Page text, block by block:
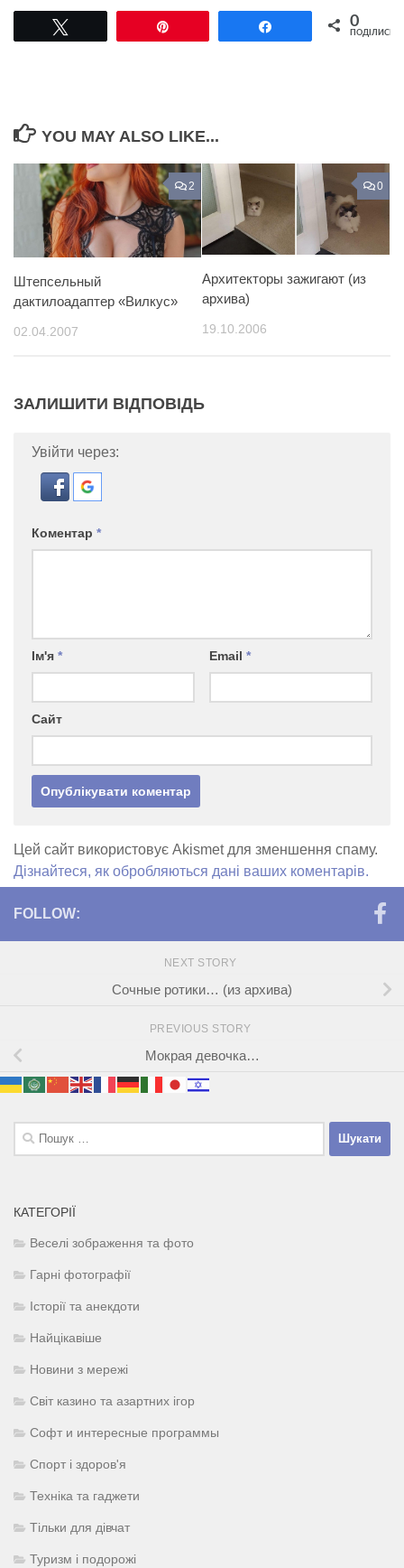
Поділитися0
ПОДІЛИСЬ
YOU MAY ALSO LIKE...
2
Штепсельный
дактилоадаптер «Вилкус»
02.04.2007
0
Архитекторы зажигают (из
архива)
19.10.2006
ЗАЛИШИТИ ВІДПОВІДЬ
Увійти через:
Коментар *
Ім'я * Email *
Сайт
Цей сайт використовує Akismet для зменшення спаму.
Дізнайтеся, як обробляються дані ваших коментарів.
FOLLOW:
NEXT STORY
Сочные ротики… (из архива)
PREVIOUS STORY
Мокрая девочка…
Пошук:
КАТЕГОРІЇ
Веселі зображення та фото
Гарні фотографії
Історії та анекдоти
Найцікавіше
Новини з мережі
Світ казино та азартних ігор
Софт и интересные программы
Спорт і здоров'я
Техніка та гаджети
Тільки для дівчат
Туризм і подорожі